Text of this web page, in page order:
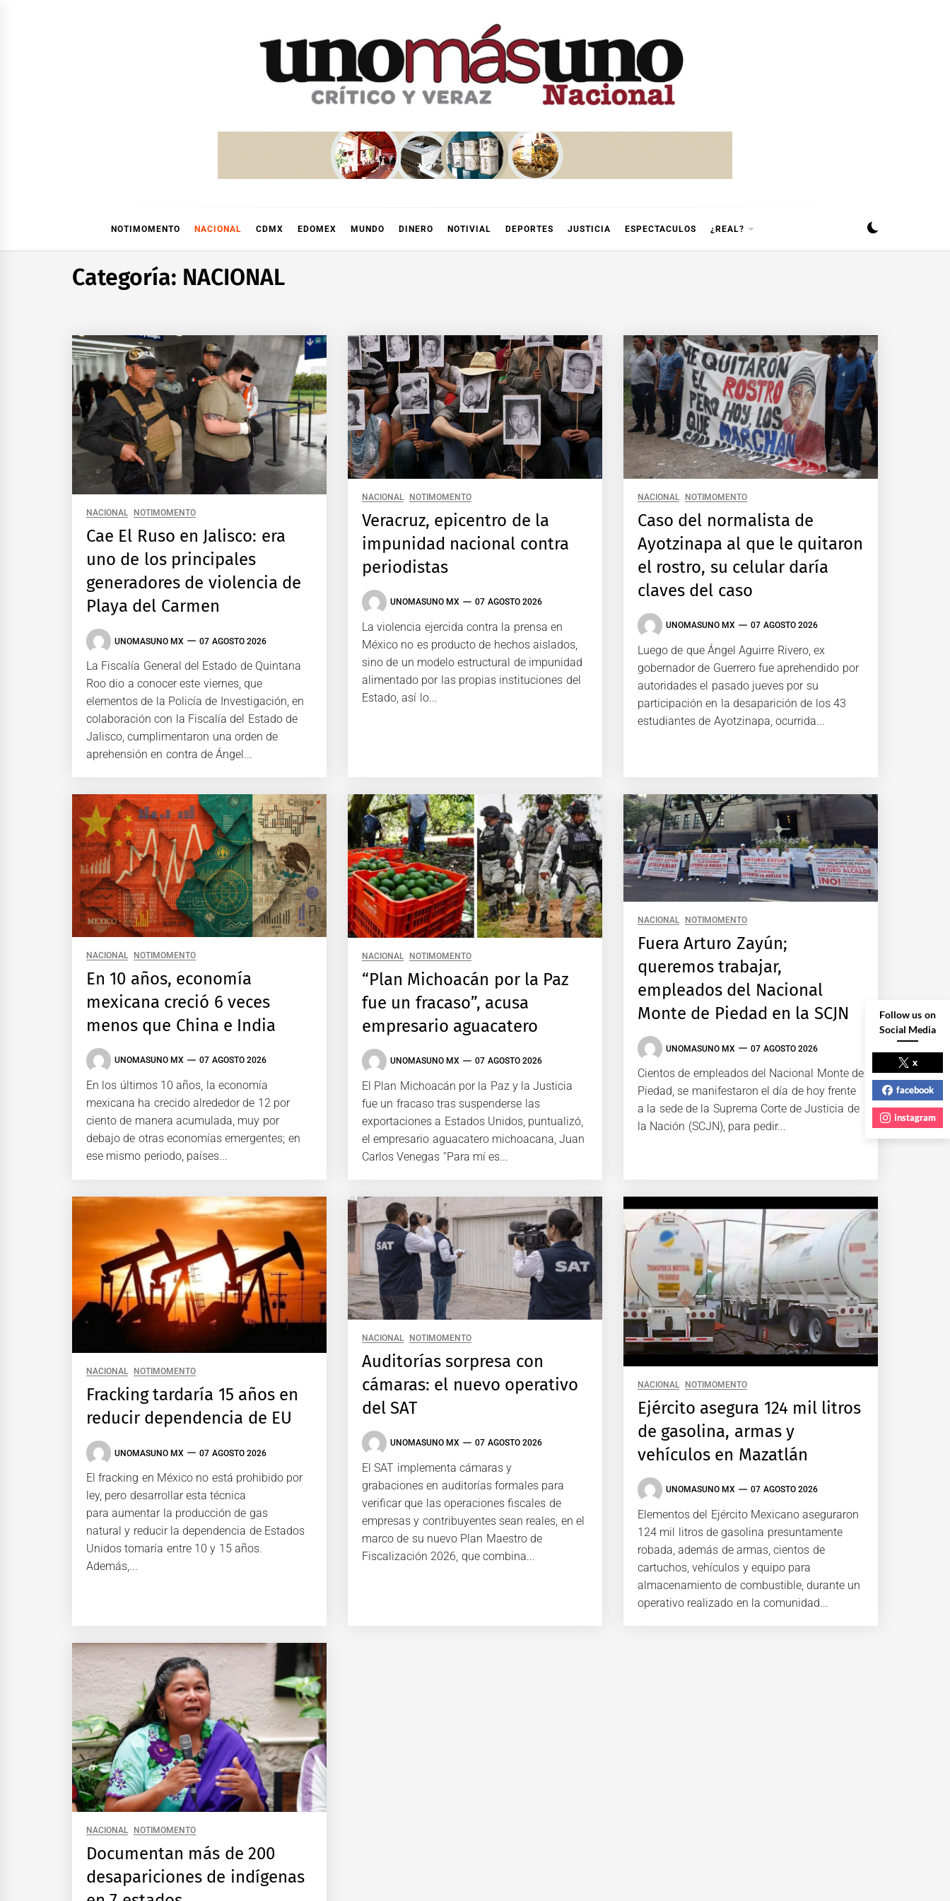
NOTIMOMENTO NACIONAL CDMX EDOMEX MUNDO DINERO NOTIVIAL DEPORTES JUSTICIA ESPECTACULOS ¿REAL?
Categoría: NACIONAL
NACIONAL NOTIMOMENTO
Cae El Ruso en Jalisco: era
uno de los principales
generadores de violencia de
Playa del Carmen
UNOMASUNO MX 07 AGOSTO 2026
La Fiscalía General del Estado de Quintana
Roo dio a conocer este viernes, que
elementos de la Policía de Investigación, en
colaboración con la Fiscalía del Estado de
Jalisco, cumplimentaron una orden de
aprehensión en contra de Ángel...
NACIONAL NOTIMOMENTO
Veracruz, epicentro de la
impunidad nacional contra
periodistas
UNOMASUNO MX 07 AGOSTO 2026
La violencia ejercida contra la prensa en
México no es producto de hechos aislados,
sino de un modelo estructural de impunidad
alimentado por las propias instituciones del
Estado, así lo...
NACIONAL NOTIMOMENTO
Caso del normalista de
Ayotzinapa al que le quitaron
el rostro, su celular daría
claves del caso
UNOMASUNO MX 07 AGOSTO 2026
Luego de que Ángel Aguirre Rivero, ex
gobernador de Guerrero fue aprehendido por
autoridades el pasado jueves por su
participación en la desaparición de los 43
estudiantes de Ayotzinapa, ocurrida...
NACIONAL NOTIMOMENTO
En 10 años, economía
mexicana creció 6 veces
menos que China e India
UNOMASUNO MX 07 AGOSTO 2026
En los últimos 10 años, la economía
mexicana ha crecido alrededor de 12 por
ciento de manera acumulada, muy por
debajo de otras economías emergentes; en
ese mismo periodo, países...
NACIONAL NOTIMOMENTO
“Plan Michoacán por la Paz
fue un fracaso”, acusa
empresario aguacatero
UNOMASUNO MX 07 AGOSTO 2026
El Plan Michoacán por la Paz y la Justicia
fue un fracaso tras suspenderse las
exportaciones a Estados Unidos, puntualizó,
el empresario aguacatero michoacana, Juan
Carlos Venegas “Para mí es...
NACIONAL NOTIMOMENTO
Fuera Arturo Zayún;
queremos trabajar,
empleados del Nacional
Monte de Piedad en la SCJN
UNOMASUNO MX 07 AGOSTO 2026
Cientos de empleados del Nacional Monte de
Piedad, se manifestaron el día de hoy frente
a la sede de la Suprema Corte de Justicia de
la Nación (SCJN), para pedir...
NACIONAL NOTIMOMENTO
Fracking tardaría 15 años en
reducir dependencia de EU
UNOMASUNO MX 07 AGOSTO 2026
El fracking en México no está prohibido por
ley, pero desarrollar esta técnica
para aumentar la producción de gas
natural y reducir la dependencia de Estados
Unidos tomaría entre 10 y 15 años.
Además,...
NACIONAL NOTIMOMENTO
Auditorías sorpresa con
cámaras: el nuevo operativo
del SAT
UNOMASUNO MX 07 AGOSTO 2026
El SAT implementa cámaras y
grabaciones en auditorías formales para
verificar que las operaciones fiscales de
empresas y contribuyentes sean reales, en el
marco de su nuevo Plan Maestro de
Fiscalización 2026, que combina...
NACIONAL NOTIMOMENTO
Ejército asegura 124 mil litros
de gasolina, armas y
vehículos en Mazatlán
UNOMASUNO MX 07 AGOSTO 2026
Elementos del Ejército Mexicano aseguraron
124 mil litros de gasolina presuntamente
robada, además de armas, cientos de
cartuchos, vehículos y equipo para
almacenamiento de combustible, durante un
operativo realizado en la comunidad...
NACIONAL NOTIMOMENTO
Documentan más de 200
desapariciones de indígenas
Follow us on
Social Media
x
facebook
instagram